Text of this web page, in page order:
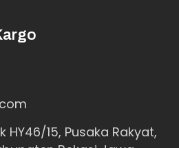
HY46/15, Pusaka Rakyat,